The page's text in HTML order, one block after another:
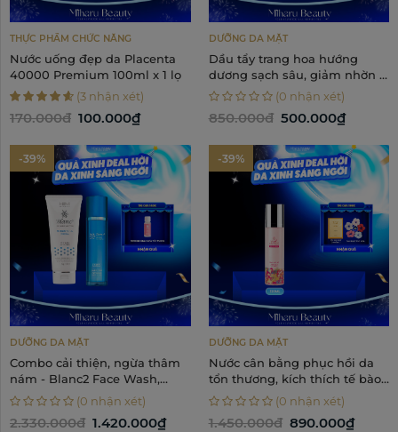
THỰC PHẨM CHỨC NĂNG
Nước uống đẹp da Placenta
40000 Premium 100ml x 1 lọ
(3 nhận xét)
170.000đ 100.000₫
DƯỠNG DA MẶT
Dầu tẩy trang hoa hướng
dương sạch sâu, giảm nhờn &
mụn đầu đen - Cellia
Moistskin Cleansing Oil 150ml
(0 nhận xét)
850.000đ 500.000₫
-39%
DƯỠNG DA MẶT
Combo cải thiện, ngừa thâm
nám - Blanc2 Face Wash,
Face Essence(0 nhận xét)
2.330.000đ 1.420.000₫
-39%
DƯỠNG DA MẶT
Nước cân bằng phục hồi da
tổn thương, kích thích tế bào
mầm - Lilica Sweet Serum
Silky Face Lotion 130ml
(0 nhận xét)
1.450.000đ 890.000₫